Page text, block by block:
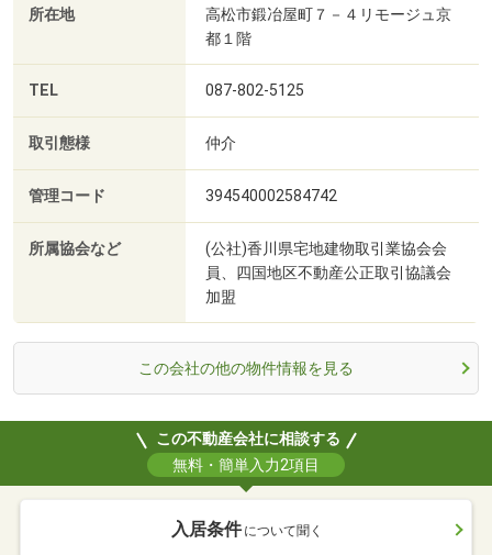
所在地
高松市鍛冶屋町７－４リモージュ京
都１階
TEL 087-802-5125
取引態様 仲介
管理コード 394540002584742
所属協会など
(公社)香川県宅地建物取引業協会会
員、四国地区不動産公正取引協議会
加盟
この会社の他の物件情報を見る
この不動産会社に相談する
無料・簡単入力2項目
入居条件 について聞く